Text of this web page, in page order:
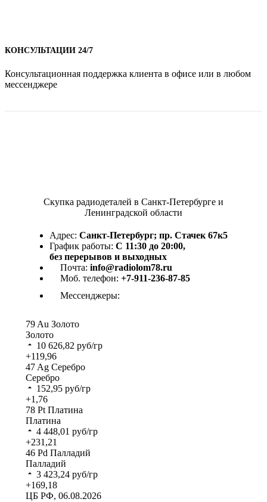
КОНСУЛЬТАЦИИ 24/7
Консультационная поддержка клиента в офисе или в любом
мессенджере
Скупка радиодеталей в Санкт-Петербурге и
Ленинградской области
Адрес: Санкт-Петербург; пр. Стачек 67к5
График работы: С 11:30 до 20:00,
без перерывов и выходных
Почта: info@radiolom78.ru
Моб. телефон: +7-911-236-87-85
Мессенджеры:
79Au Золото
Золото
10 626,82 руб/гр
+119,96
47Ag Серебро
Серебро
152,95 руб/гр
+1,76
78 Pt Платина
Платина
4 448,01 руб/гр
+231,21
46 Pd Палладий
Палладий
3 423,24 руб/гр
+169,18
ЦБ РФ, 06.08.2026